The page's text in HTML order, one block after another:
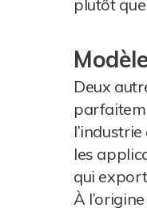
plutôt
Deux
les
qui
À